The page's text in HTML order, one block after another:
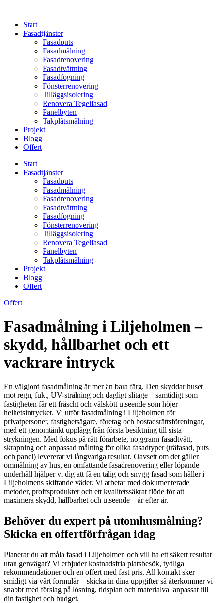
contentStart
Fasadtjänster
Fasadputs
Fasadmålning
Fasadrenovering
Fasadtvättning
Fasadfogning
Fönsterrenovering
Tilläggsisolering
Renovera Tegelfasad
Panelbyten
Takplåtsmålning
Projekt
Blogg
Offert
Start
Fasadtjänster
Fasadputs
Fasadmålning
Fasadrenovering
Fasadtvättning
Fasadfogning
Fönsterrenovering
Tilläggsisolering
Renovera Tegelfasad
Panelbyten
Takplåtsmålning
Projekt
Blogg
Offert
Offert
Fasadmålning i Liljeholmen –
skydd, hållbarhet och ett
vackrare intryck
En välgjord fasadmålning är mer än bara färg. Den skyddar huset
mot regn, fukt, UV-strålning och dagligt slitage – samtidigt som
fastigheten får ett fräscht och välskött utseende som höjer
helhetsintrycket. Vi utför fasadmålning i Liljeholmen för
privatpersoner, fastighetsägare, företag och bostadsrättsföreningar,
med ett genomtänkt upplägg från första besiktning till sista
strykningen. Med fokus på rätt förarbete, noggrann fasadtvätt,
skrapning och anpassad målning för olika fasadtyper (träfasad, puts
och panel) levererar vi långvariga resultat. Oavsett om det gäller
ommålning av hus, en omfattande fasadrenovering eller löpande
underhåll hjälper vi dig att få en tålig och snygg fasad som håller i
Liljeholmens skiftande väder. Vi arbetar med dokumenterade
metoder, proffsprodukter och ett kvalitetssäkrat flöde för att
maximera skydd, hållbarhet och utseende – år efter år.
Behöver du expert på utomhusmålning?
Skicka en offertförfrågan idag
Planerar du att måla fasad i Liljeholmen och vill ha ett säkert resultat
utan genvägar? Vi erbjuder kostnadsfria platsbesök, tydliga
rekommendationer och en offert med fast pris. All kontakt sker
smidigt via vårt formulär – skicka in dina uppgifter så återkommer vi
snabbt med förslag på lösning, tidsplan och materialval anpassat till
din fastighet och budget.